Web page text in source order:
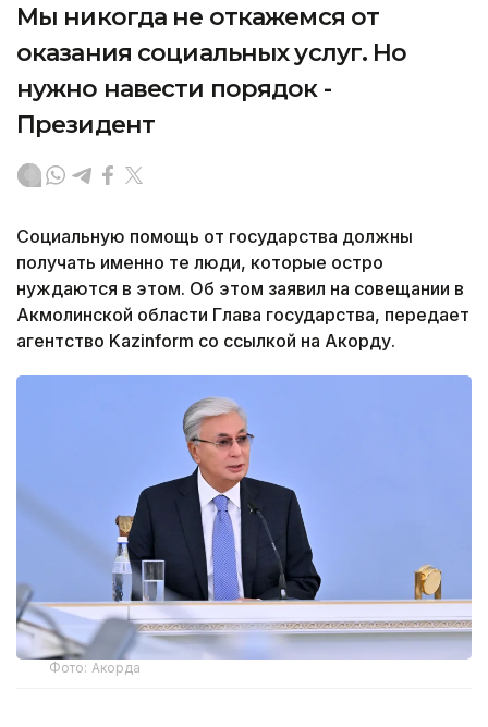
Мы никогда не откажемся от
оказания социальных услуг. Но
нужно навести порядок -
Президент
Социальную помощь от государства должны
получать именно те люди, которые остро
нуждаются в этом. Об этом заявил на совещании в
Акмолинской области Глава государства, передает
агентство Kazinform со ссылкой на Акорду.
Фото: Акорда